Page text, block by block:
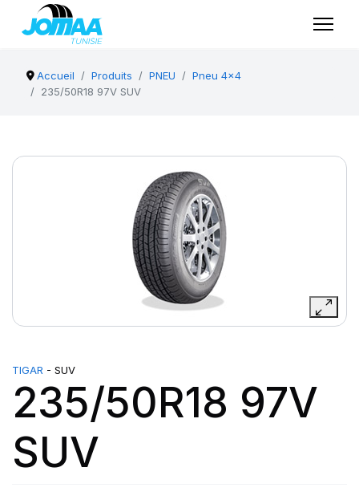
Accueil Produits PNEU
Pneu 4x4
235/50R18 97V SUV
TIGAR - SUV
235/50R18 97V
SUV